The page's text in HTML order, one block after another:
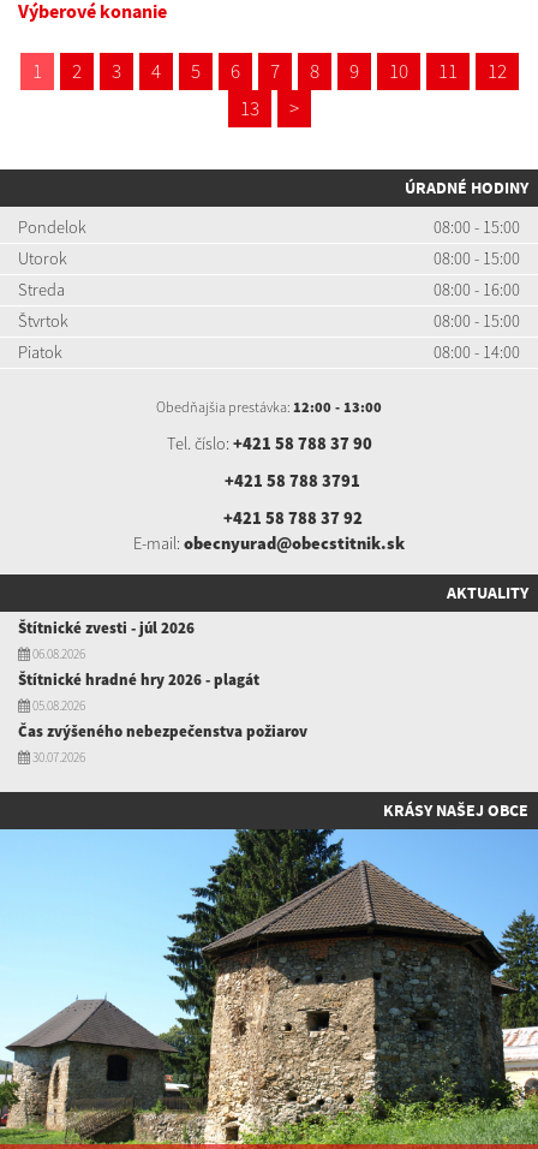
Výberové konanie
1 2 3 4 5 6 7 8 9 10 11
12
13
>
ÚRADNÉ HODINY
Pondelok
08:00 - 15:00
Utorok
08:00 - 15:00
Streda
08:00 - 16:00
Štvrtok
08:00 - 15:00
Piatok
08:00 - 14:00
Obedňajšia prestávka: 12:00 - 13:00
Tel. číslo: +421 58 788 37 90
+421 58 788 3791
+421 58 788 37 92
E-mail: obecnyurad@obecstitnik.sk
AKTUALITY
Štítnické zvesti - júl 2026
06.08.2026
Štítnické hradné hry 2026 - plagát
05.08.2026
Čas zvýšeného nebezpečenstva požiarov
30.07.2026
KRÁSY NAŠEJ OBCE